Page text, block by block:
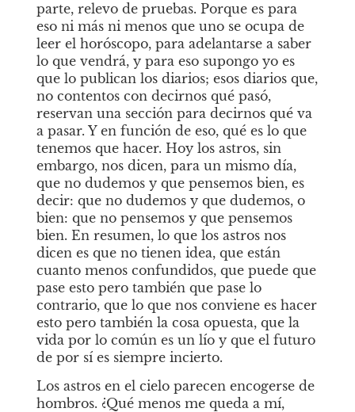
parte, relevo de pruebas. Porque es para
eso ni más ni menos que uno se ocupa de
leer el horóscopo, para adelantarse a saber
lo que vendrá, y para eso supongo yo es
que lo publican los diarios; esos diarios que,
no contentos con decirnos qué pasó,
reservan una sección para decirnos qué va
a pasar. Y en función de eso, qué es lo que
tenemos que hacer. Hoy los astros, sin
embargo, nos dicen, para un mismo día,
que no dudemos y que pensemos bien, es
decir: que no dudemos y que dudemos, o
bien: que no pensemos y que pensemos
bien. En resumen, lo que los astros nos
dicen es que no tienen idea, que están
cuanto menos confundidos, que puede que
pase esto pero también que pase lo
contrario, que lo que nos conviene es hacer
esto pero también la cosa opuesta, que la
vida por lo común es un lío y que el futuro
de por sí es siempre incierto.
Los astros en el cielo parecen encogerse de
hombros. ¿Qué menos me queda a mí,